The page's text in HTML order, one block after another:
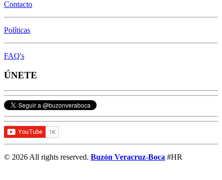
Contacto
Políticas
FAQ's
ÚNETE
© 2026 All rights reserved. Buzón Veracruz-Boca #HR